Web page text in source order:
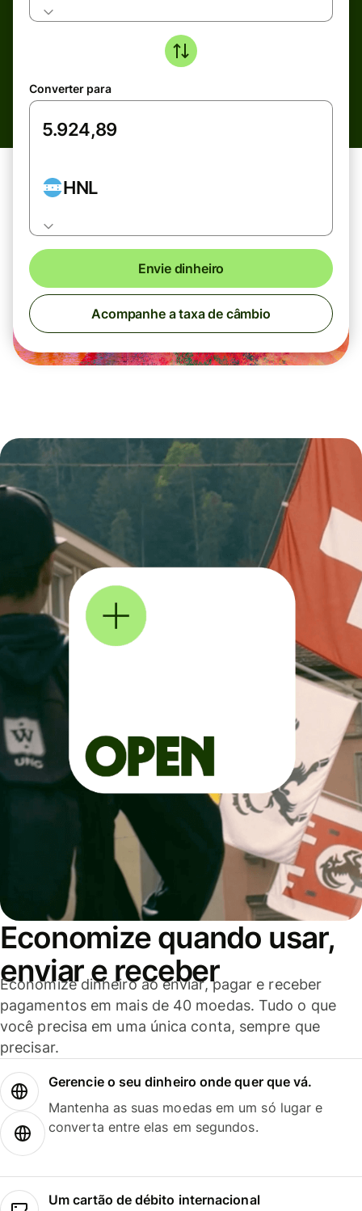
Converter para
HNL
Envie dinheiro
Acompanhe a taxa de câmbio
Economize quando usar,
enviar e receber
Economize dinheiro ao enviar, pagar e receber
pagamentos em mais de 40 moedas. Tudo o que
você precisa em uma única conta, sempre que
precisar.
Gerencie o seu dinheiro onde quer que vá.
Mantenha as suas moedas em um só lugar e
converta entre elas em segundos.
Um cartão de débito internacional